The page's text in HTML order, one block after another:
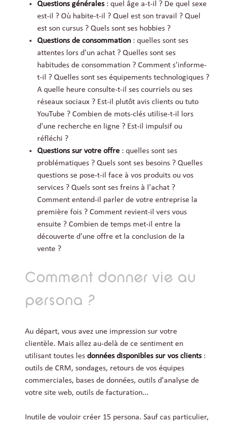
Questions générales : quel âge a-t-il ? De quel sexe
est-il ? Où habite-t-il ? Quel est son travail ? Quel
est son cursus ? Quels sont ses hobbies ?
Questions de consommation : quelles sont ses
attentes lors d'un achat ? Quelles sont ses
habitudes de consommation ? Comment s'informe-
t-il ? Quelles sont ses équipements technologiques ?
A quelle heure consulte-t-il ses courriels ou ses
réseaux sociaux ? Est-il plutôt avis clients ou tuto
YouTube ? Combien de mots-clés utilise-t-il lors
d'une recherche en ligne ? Est-il impulsif ou
réfléchi ?
Questions sur votre offre : quelles sont ses
problématiques ? Quels sont ses besoins ? Quelles
questions se pose-t-il face à vos produits ou vos
services ? Quels sont ses freins à l'achat ?
Comment entend-il parler de votre entreprise la
première fois ? Comment revient-il vers vous
ensuite ? Combien de temps met-il entre la
découverte d'une offre et la conclusion de la
vente ?
Comment donner vie au
persona ?
Au départ, vous avez une impression sur votre
clientèle. Mais allez au-delà de ce sentiment en
utilisant toutes les données disponibles sur vos clients:
outils de CRM, sondages, retours de vos équipes
commerciales, bases de données, outils d'analyse de
votre site web, outils de facturation...
Inutile de vouloir créer 15 persona. Sauf cas particulier,